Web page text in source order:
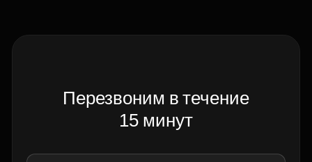
Перезвоним в течение
15 минут